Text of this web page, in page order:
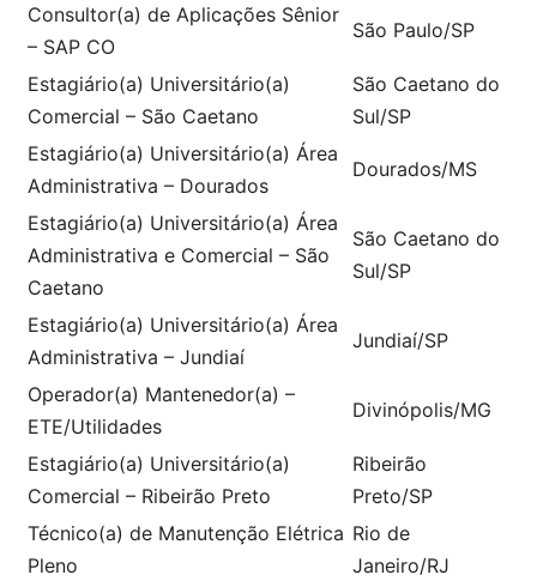
Consultor(a) de Aplicações Sênior
– SAP CO
São Paulo/SP
Estagiário(a) Universitário(a)
Comercial – São Caetano
São Caetano do
Sul/SP
Estagiário(a) Universitário(a) Área
Administrativa – Dourados
Dourados/MS
Estagiário(a) Universitário(a) Área
Administrativa e Comercial – São
Caetano
São Caetano do
Sul/SP
Estagiário(a) Universitário(a) Área
Administrativa – Jundiaí
Jundiaí/SP
Operador(a) Mantenedor(a) –
ETE/Utilidades
Divinópolis/MG
Estagiário(a) Universitário(a)
Comercial – Ribeirão Preto
Ribeirão
Preto/SP
Técnico(a) de Manutenção Elétrica
Pleno
Rio de
Janeiro/RJ